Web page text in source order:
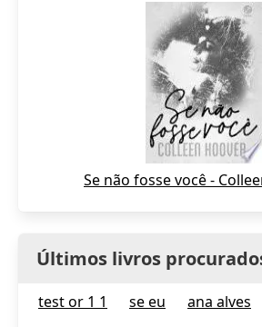
Se não fosse você -
Últimos livros
test or 1 1 se eu ana alves